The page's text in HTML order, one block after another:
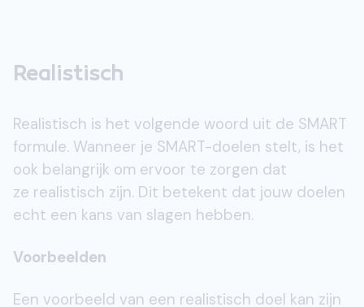
Realistisch
Realistisch is het volgende woord uit de SMART
formule. Wanneer je SMART-doelen stelt, is het
ook belangrijk om ervoor te zorgen dat
ze realistisch zijn. Dit betekent dat jouw doelen
echt een kans van slagen hebben.
Voorbeelden
Een voorbeeld van een realistisch doel kan zijn